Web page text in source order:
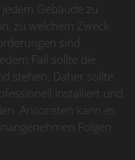
Gebäude zu
zu welchem Zweck
sind
Fall sollte die
stehen. Daher sollte
installiert und
Ansonsten kann es
Folgen